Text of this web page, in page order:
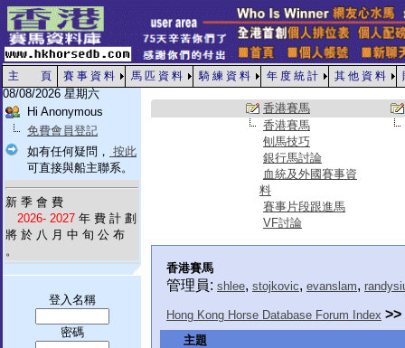
主 頁 賽 事 資 料 馬 匹 資 料 騎 練 資 料 年 度 統 計 其 他 資 料
08/08/2026 星期六
Hi Anonymous
免費會員登記
如有任何疑問， 按此
可直接與船主聯系。
新 季 會 費
2026- 2027 年 費 計 劃
將 於 八 月 中 旬 公 布
。
登入名稱
密碼
香港賽馬
香港賽馬
刨馬技巧
銀行馬討論
血統及外國賽事資
料
賽事片段跟進馬
VF討論
香港賽馬
管理員: shlee, stojkovic, evanslam,
Hong Kong Horse Database Forum Index >>
主題